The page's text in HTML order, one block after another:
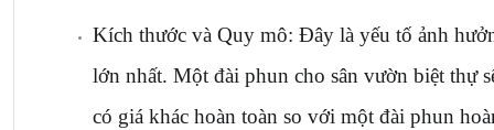
Kích thước và Quy mô: Đây là yếu tố ảnh
lớn nhất. Một đài phun cho sân vườn biệt thự
có giá khác hoàn toàn so với một đài phun